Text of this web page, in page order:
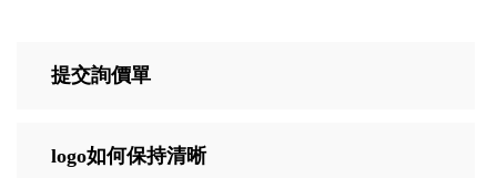
提交詢價單
logo如何保持清晰